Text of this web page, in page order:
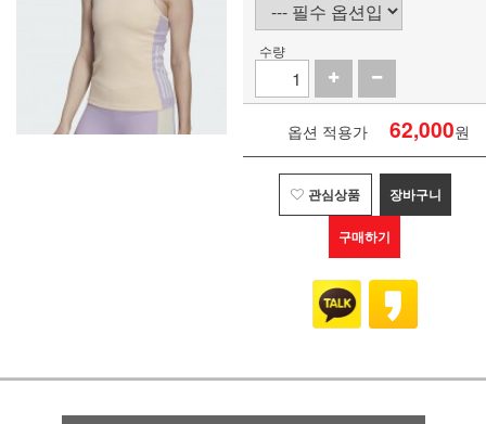
수량
옵션 적용가 62,000원
관심상품 장바구니
구매하기